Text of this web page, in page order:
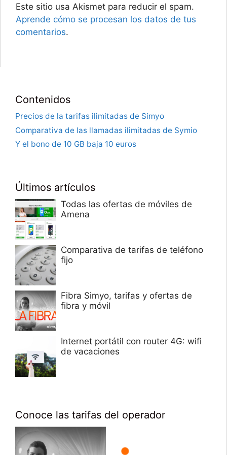
Este sitio usa Akismet para reducir el spam.
Aprende cómo se procesan los datos de tus
comentarios.
Contenidos
Precios de la tarifas ilimitadas de Simyo
Comparativa de las llamadas ilimitadas de Symio
Y el bono de 10 GB baja 10 euros
Últimos artículos
Todas las ofertas de móviles de
Amena
Comparativa de tarifas de teléfono
fijo
Fibra Simyo, tarifas y ofertas de
fibra y móvil
Internet portátil con router 4G: wifi
de vacaciones
Conoce las tarifas del operador